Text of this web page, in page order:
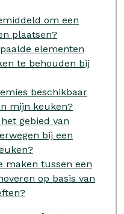
om een
plaatsen?
elementen
te behouden bij
beschikbaar
mijn keuken?
gebied van
bij een
maken tussen een
op basis van